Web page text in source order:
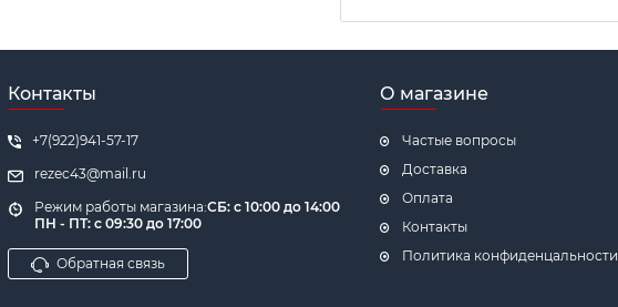
Контакты
+7(922)941-57-17
rezec43@mail.ru
Режим работы магазина:
ПН - ПТ: с 09:30 до 17:00
СБ: с 10:00 до 14:00
Обратная связь
О магазине
Частые вопросы
Доставка
Оплата
Контакты
Политика конфиденцальности